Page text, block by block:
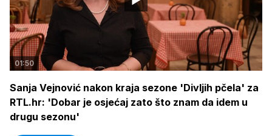
01:50
Sanja Vejnović nakon kraja sezone 'Divljih pčela' za
RTL.hr: 'Dobar je osjećaj zato što znam da idem u
drugu sezonu'